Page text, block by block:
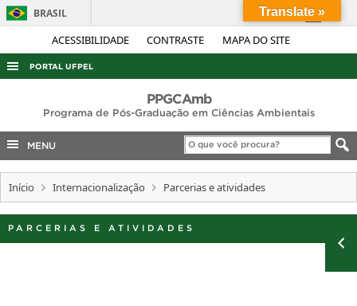
ACESSIBILIDADE CONTRASTE MAPA DO SITE
BRASIL
Simplifique!
Acesso à informação
Legislação
Canais
PORTAL UFPEL
AUDITORIA
COBALTO
CONCURSOS
EDITAIS
INTERNACIONAL
PPGCAmb
Programa de Pós-Graduação em Ciências Ambientais
MENU
Início Internacionalização Parcerias e atividades
PARCERIAS E ATIVIDADES
Translate »